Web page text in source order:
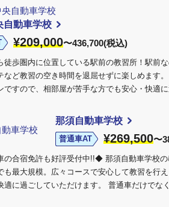
自動車学校
¥209,000〜436,700(税込)
徒歩圏内に位置している駅前の教習所！駅前
など教習の空き時間を退屈せずに楽しめます
ですので、相部屋が苦手な方でも安心・快適
那須自動車学校
普通車AT ¥269,500〜
合宿免許も好評受付中!!◆ 那須自動車学校の
も最大規模。広々コースで安心して教習を行
適に過ごしていただけます。 普通車だけでな